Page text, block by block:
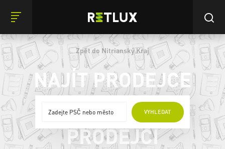
Zpět do Nitrianský Kraj
NAJÍT PRODEJCE
VYHLEDAT
ONLINE
PRODEJCI